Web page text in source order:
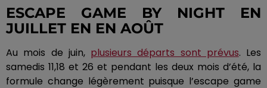
ESCAPE GAME BY NIGHT EN
JUILLET EN EN AOÛT
Au mois de juin, plusieurs départs sont prévus. Les
samedis 11,18 et 26 et pendant les deux mois d’été, la
formule change légèrement puisque l’escape game